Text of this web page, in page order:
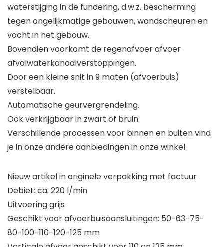
waterstijging in de fundering, d.w.z. bescherming
tegen ongelijkmatige gebouwen, wandscheuren en
vocht in het gebouw.
Bovendien voorkomt de regenafvoer afvoer
afvalwaterkanaalverstoppingen.
Door een kleine snit in 9 maten (afvoerbuis)
verstelbaar.
Automatische geurvergrendeling.
Ook verkrijgbaar in zwart of bruin.
Verschillende processen voor binnen en buiten vind
je in onze andere aanbiedingen in onze winkel.
Nieuw artikel in originele verpakking met factuur
Debiet: ca. 220 l/min
Uitvoering grijs
Geschikt voor afvoerbuisaansluitingen: 50-63-75-
80-100-110-120-125 mm